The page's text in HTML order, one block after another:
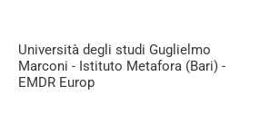
Università degli studi Guglielmo
Marconi - Istituto Metafora (Bari) -
EMDR Europ